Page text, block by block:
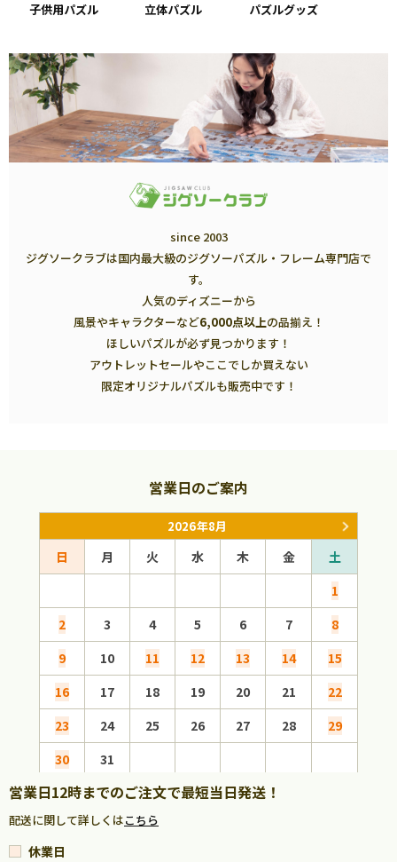
子供用パズル 立体パズル パズルグッズ
since 2003
ジグソークラブは国内最大級のジグソーパズル・フレーム専門店で
す。
人気のディズニーから
風景やキャラクターなど6,000点以上の品揃え！
ほしいパズルが必ず見つかります！
アウトレットセールやここでしか買えない
限定オリジナルパズルも販売中です！
営業日のご案内
2026年8月
日 月 火 水 木 金
土
1
2
3 4 5 6 7
8
9
10 11 12 13 14
15
16
17 18 19 20 21
22
23
24 25 26 27 28
29
30
31
営業日12時までのご注文で最短当日発送！
配送に関して詳しくはこちら
休業日